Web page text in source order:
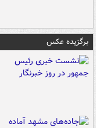
برگزیده عکس